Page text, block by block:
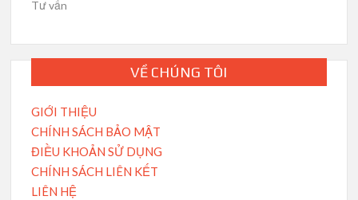
Tư vấn
VỀ CHÚNG TÔI
GIỚI THIỆU
CHÍNH SÁCH BẢO MẬT
ĐIỀU KHOẢN SỬ DỤNG
CHÍNH SÁCH LIÊN KẾT
LIÊN HỆ